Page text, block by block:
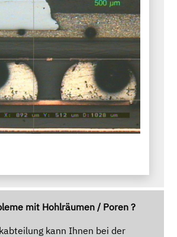
mit Hohlräumen / Poren ?
kann Ihnen bei der